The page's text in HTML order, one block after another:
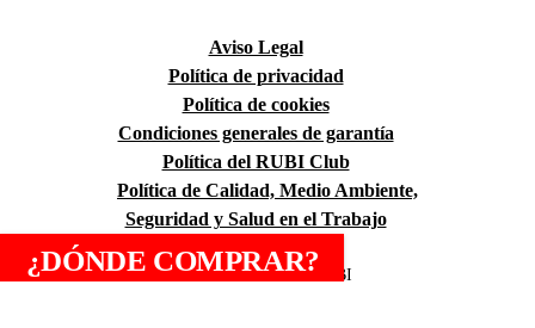
¿DÓNDE COMPRAR?
Aviso Legal
Política de privacidad
Política de cookies
Condiciones generales de garantía
Política del RUBI Club
Política de Calidad, Medio Ambiente,
Seguridad y Salud en el Trabajo
Copyright © 2026 RUBI